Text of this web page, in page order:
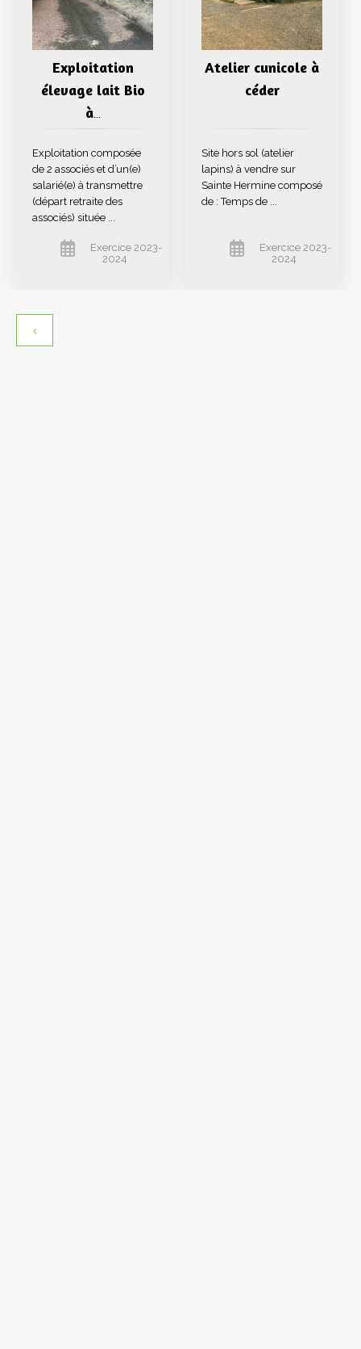
Exploitation
élevage lait Bio
à…
Exploitation composée
de 2 associés et d’un(e)
salarié(e) à transmettre
(départ retraite des
associés) située ...
Exercice 2023-
2024
Atelier cunicole à
céder
Site hors sol (atelier
lapins) à vendre sur
Sainte Hermine composé
de : Temps de ...
Exercice 2023-
2024